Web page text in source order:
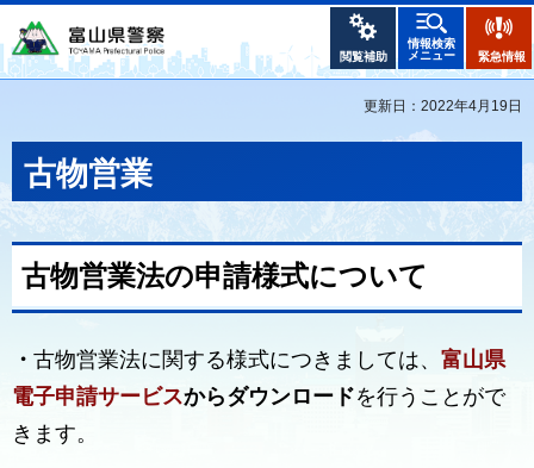
閲覧補助
情報検索
メニュー
緊急情報
更新日：2022年4月19日
古物営業
古物営業法の申請様式について
・ 古物営業法に関する様式につきましては、 富山県
電子申請サービスからダウンロードを行うことがで
きます。